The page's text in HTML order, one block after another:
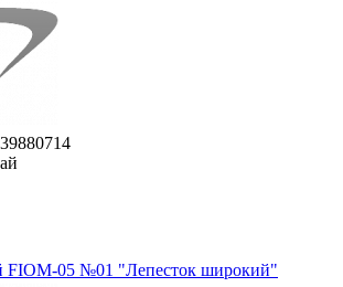
FIOM-05 №01 "Лепесток широкий"